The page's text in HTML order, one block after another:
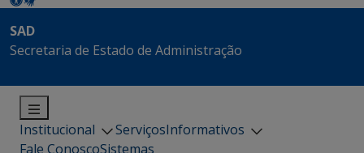
SAD
Secretaria de Estado de Administração
Institucional ServiçosInformativos
Fale ConoscoSistemas